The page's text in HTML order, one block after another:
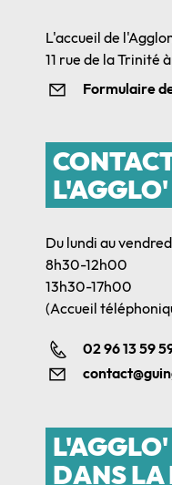
L'accueil de
11 rue de la Trinité
Formulaire
L'AGGLO'
Du lundi au
8h30-12h00
13h30-17h00
(Accueil
02 96 13 59
L'AGGLO'
DANS LA